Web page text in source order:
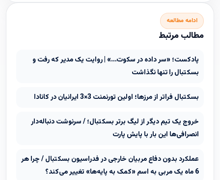
ادامه مطالعه
مطالب مرتبط
پادکست؛ «سر داده در سکوت…» | روایت یک مدیر که رفت و
بسکتبال را تنها نگذاشت
بسکتبال فراتر از مرزها؛ اولین تورنمنت 3×3 ایرانیان در کانادا
خروج یک تیم دیگر از لیگ برتر بسکتبال؛ / سرنوشت دنباله‌دار
انصرافی‌ها این بار با پایش پارت
عملکرد بدون دفاع مربیان خارجی در فدراسیون بسکتبال / چرا هر
6 ماه یک مربی به اسم «کمک به پایه‌ها» تغییر می‌کند؟